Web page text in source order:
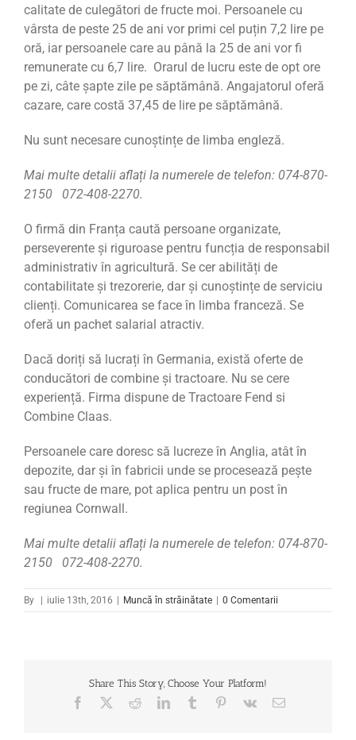
calitate de culegători de fructe moi. Persoanele cu
vârsta de peste 25 de ani vor primi cel puțin 7,2 lire pe
oră, iar persoanele care au până la 25 de ani vor fi
remunerate cu 6,7 lire. Orarul de lucru este de opt ore
pe zi, câte șapte zile pe săptămână. Angajatorul oferă
cazare, care costă 37,45 de lire pe săptămână.
Nu sunt necesare cunoștințe de limba engleză.
Mai multe detalii aflați la numerele de telefon: 074-870-
2150 072-408-2270.
O firmă din Franța caută persoane organizate,
perseverente și riguroase pentru funcția de responsabil
administrativ în agricultură. Se cer abilități de
contabilitate și trezorerie, dar și cunoștințe de serviciu
clienți. Comunicarea se face în limba franceză. Se
oferă un pachet salarial atractiv.
Dacă doriți să lucrați în Germania, există oferte de
conducători de combine și tractoare. Nu se cere
experiență. Firma dispune de Tractoare Fend si
Combine Claas.
Persoanele care doresc să lucreze în Anglia, atât în
depozite, dar și în fabricii unde se procesează pește
sau fructe de mare, pot aplica pentru un post în
regiunea Cornwall.
Mai multe detalii aflați la numerele de telefon: 074-870-
2150 072-408-2270.
By iulie 13th, 2016 Muncă în străinătate 0 Comentarii
Share This Story, Choose Your Platform!
Facebook RedditLinkedInTumblr Pinterest
Vk Email